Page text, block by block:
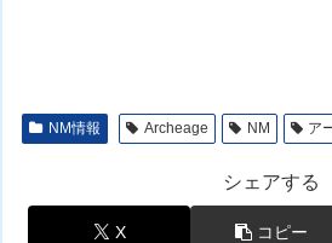
NM情報 Archeage NM ア
シェアする
X コピー